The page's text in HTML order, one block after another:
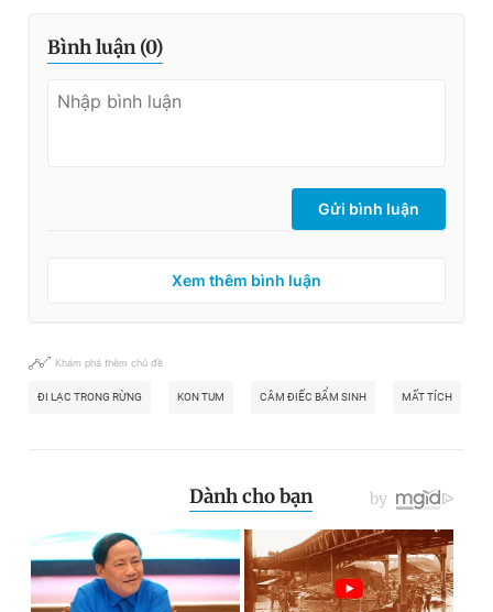
Bình luận (0)
Gửi bình luận
Xem thêm bình luận
Khám phá thêm chủ đề
ĐI LẠC TRONG RỪNG KON TUM CÂM ĐIẾC BẨM SINH MẤT TÍCH